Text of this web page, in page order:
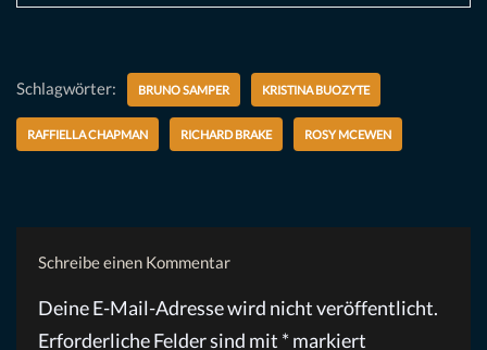
Schlagwörter: BRUNO SAMPER KRISTINA BUOZYTE
RAFFIELLA CHAPMAN RICHARD BRAKE ROSY MCEWEN
Schreibe einen Kommentar
Deine E-Mail-Adresse wird nicht veröffentlicht.
Erforderliche Felder sind mit * markiert